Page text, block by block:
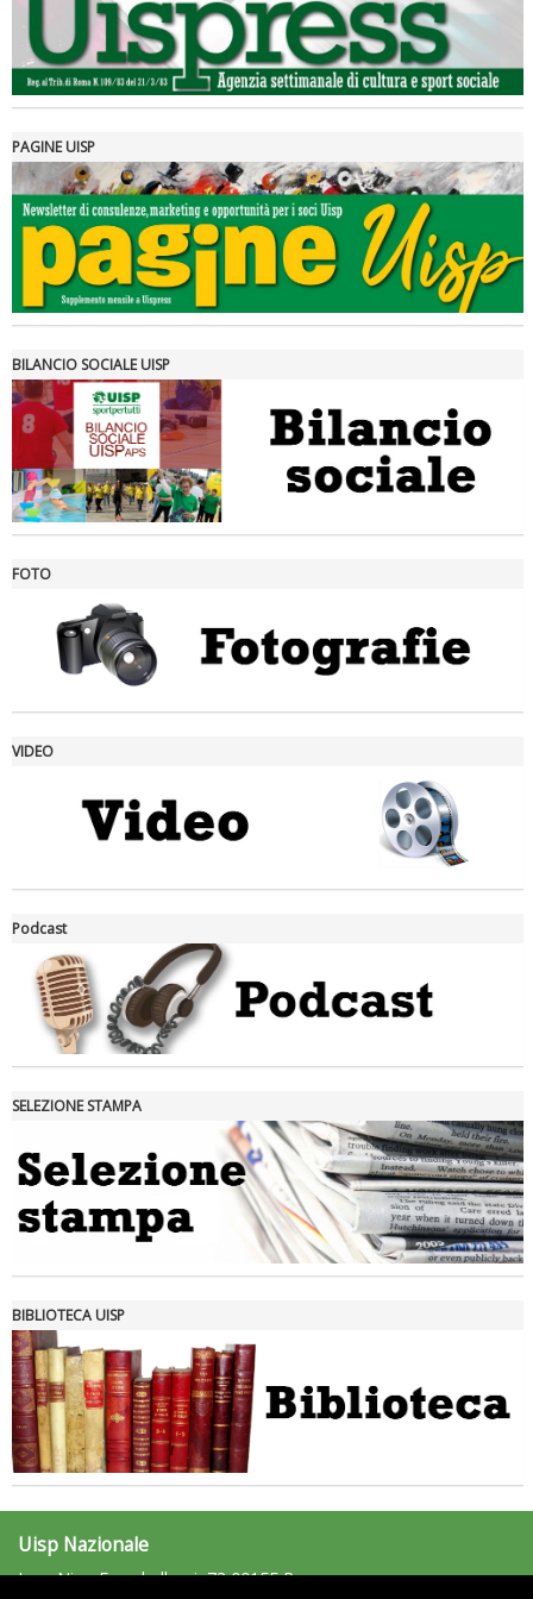
Tiziano Pesce a Radio InBlu2000 traccia il bilancio della stagione
Ddl Lobby, Uisp: “Il Parlamento valorizzi le nostre specificità"
Tiziano Pesce nel Cda di Fondazione Terzjus: prima riunione a
PAGINE UISP
BILANCIO SOCIALE UISP
FOTO
VIDEO
Podcast
SELEZIONE STAMPA
BIBLIOTECA UISP
Uisp Nazionale
L.go Nino Franchellucci, 73 00155 Roma